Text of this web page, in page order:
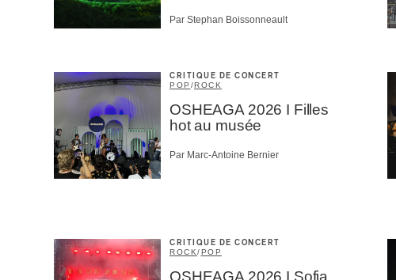
Par Stephan Boissonneault
CRITIQUE DE CONCERT
POP /ROCK
OSHEAGA 2026 I Filles
hot au musée
Par Marc-Antoine Bernier
CRITIQUE DE CONCERT
ROCK/POP
OSHEAGA 2026 I Sofia